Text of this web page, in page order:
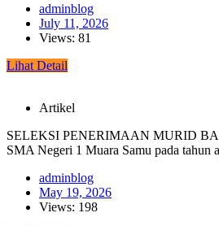
adminblog
July 11, 2026
Views: 81
Lihat Detail
Artikel
SELEKSI PENERIMAAN MURID
SMA Negeri 1 Muara Samu pada tahun
adminblog
May 19, 2026
Views: 198